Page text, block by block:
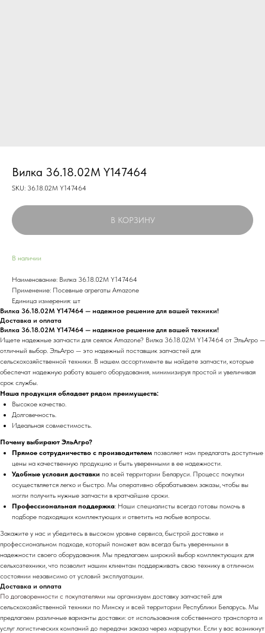
Вилка 36.18.02М Y147464
SKU: 36.18.02М Y147464
В КОРЗИНУ
В наличии
Наименование: Вилка 36.18.02М Y147464
Применение: Посевные агрегаты Amazone
Единица измерения: шт
Вилка 36.18.02М Y147464 — надежное решение для вашей техники!
Доставка и оплата
Вилка 36.18.02М Y147464 — надежное решение для вашей техники!
Ищете надежные запчасти для сеялок Amazone? Вилка 36.18.02М Y147464 от ЭльАгро —
отличный выбор. ЭльАгро — это надежный поставщик запчастей для
сельскохозяйственной техники. В нашем ассортименте вы найдете запчасти, которые
обеспечат надежную работу вашего оборудования, минимизируя простой и увеличивая
срок службы.
Наша продукция обладает рядом преимуществ:
Высокое качество.
Долговечность.
Идеальная совместимость.
Почему выбирают ЭльАгро?
Прямое сотрудничество с производителем позволяет нам предлагать доступные
цены на качественную продукцию и быть уверенными в ее надежности.
Удобные условия доставки по всей территории Беларуси. Процесс покупки
осуществляется легко и быстро. Мы оперативно обрабатываем заказы, чтобы вы
могли получить нужные запчасти в кратчайшие сроки.
Профессиональная поддержка: Наши специалисты всегда готовы помочь в
подборе подходящих комплектующих и ответить на любые вопросы.
Закажите у нас и убедитесь в высоком уровне сервиса, быстрой доставке и
профессиональном подходе, который поможет вам всегда быть уверенными в
надежности своего оборудования. Мы предлагаем широкий выбор комплектующих для
сельхозтехники, что позволит нашим клиентам поддерживать свою технику в отличном
состоянии независимо от условий эксплуатации.
Доставка и оплата
По договоренности с покупателями мы организуем доставку запчастей для
сельскохозяйственной техники по Минску и всей территории Республики Беларусь. Мы
предлагаем различные варианты доставки: от использования собственного транспорта и
услуг логистических компаний до передачи заказа через маршрутки. Если у вас возникнут